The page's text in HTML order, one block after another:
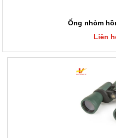
Ống nhòm
Liên